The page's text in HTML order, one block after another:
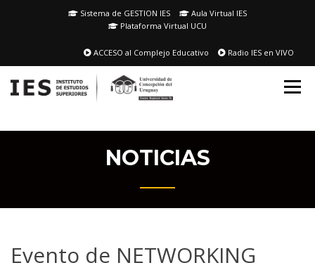
Sistema de GESTION IES
Aula Virtual IES
Plataforma Virtual UCU
ACCESO al Complejo Educativo Radio IES en VIVO
NOTICIAS
Evento de NETWORKING